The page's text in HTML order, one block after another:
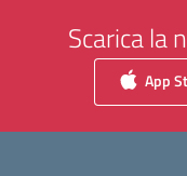
Scarica la
App